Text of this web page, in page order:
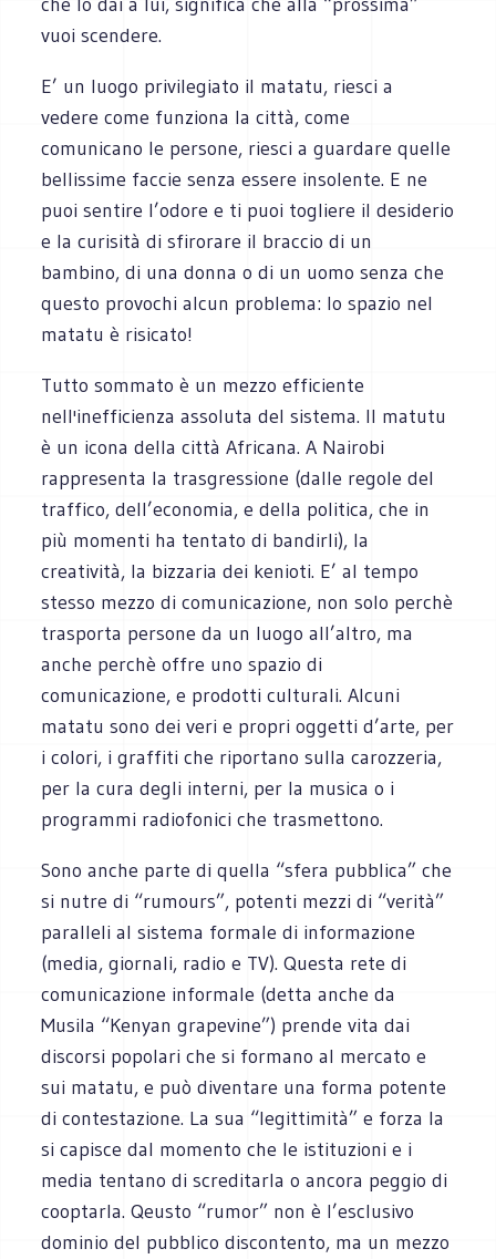
vuoi scendere.
E’ un luogo privilegiato il matatu, riesci a
vedere come funziona la città, come
comunicano le persone, riesci a guardare quelle
bellissime faccie senza essere insolente. E ne
puoi sentire l’odore e ti puoi togliere il desiderio
e la curisità di sfirorare il braccio di un
bambino, di una donna o di un uomo senza che
questo provochi alcun problema: lo spazio nel
matatu è risicato!
Tutto sommato è un mezzo efficiente
nell'inefficienza assoluta del sistema. Il matutu
è un icona della città Africana. A Nairobi
rappresenta la trasgressione (dalle regole del
traffico, dell’economia, e della politica, che in
più momenti ha tentato di bandirli), la
creatività, la bizzaria dei kenioti. E’ al tempo
stesso mezzo di comunicazione, non solo perchè
trasporta persone da un luogo all’altro, ma
anche perchè offre uno spazio di
comunicazione, e prodotti culturali. Alcuni
matatu sono dei veri e propri oggetti d’arte, per
i colori, i graffiti che riportano sulla carozzeria,
per la cura degli interni, per la musica o i
programmi radiofonici che trasmettono.
Sono anche parte di quella “sfera pubblica” che
si nutre di “rumours”, potenti mezzi di “verità”
paralleli al sistema formale di informazione
(media, giornali, radio e TV). Questa rete di
comunicazione informale (detta anche da
Musila “Kenyan grapevine”) prende vita dai
discorsi popolari che si formano al mercato e
sui matatu, e può diventare una forma potente
di contestazione. La sua “legittimità” e forza la
si capisce dal momento che le istituzioni e i
media tentano di screditarla o ancora peggio di
cooptarla. Qeusto “rumor” non è l’esclusivo
dominio del pubblico discontento, ma un mezzo